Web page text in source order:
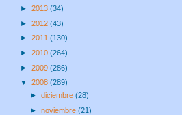
► 2013 (34)
► 2012 (43)
► 2011 (130)
► 2010 (264)
► 2009 (286)
▼ 2008 (289)
► diciembre (28)
► noviembre (21)